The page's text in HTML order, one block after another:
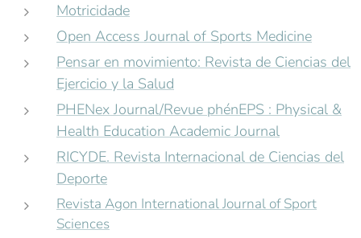
Motricidade
Open Access Journal of Sports Medicine
Pensar en movimiento: Revista de Ciencias del
Ejercicio y la Salud
PHENex Journal/Revue phénEPS : Physical &
Health Education Academic Journal
RICYDE. Revista Internacional de Ciencias del
Deporte
Revista Agon International Journal of Sport
Sciences